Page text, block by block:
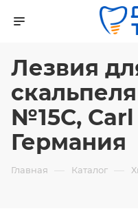
Лезвия
№15С,
Германия
Главная — Каталог —